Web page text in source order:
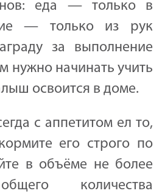
еда — только в
— только из рук
за выполнение
нужно начинать учить
освоится в доме.
с аппетитом ел то,
его строго по
в объёме не более
количества